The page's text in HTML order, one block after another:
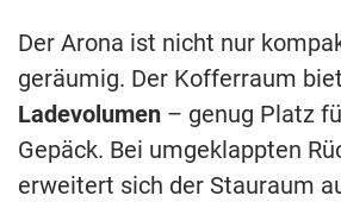
Der Arona ist nicht nur
geräumig. Der Kofferraum
Ladevolumen – genug Platz
Gepäck. Bei umgeklappten
erweitert sich der Stauraum